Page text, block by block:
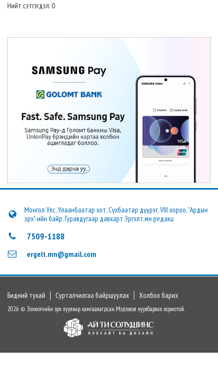
Нийт сэтгэгдэл: 0
Монгол Улс, Улаанбаатар хот, Сүхбаатар дүүрэг, VIII хороо, "Ардын
эрх"-ийн байр, Гуравдугаар давхарт Эргэлт.мн редакц
7509-1188
ergelt.mn@gmail.com
Бидний тухай Сурталчилгаа байршуулах Холбоо барих
2026 © Зохиогчийн эрх хуулиар хамгаалагдсан. Мэдээлэл хуулбарлах хориотой.